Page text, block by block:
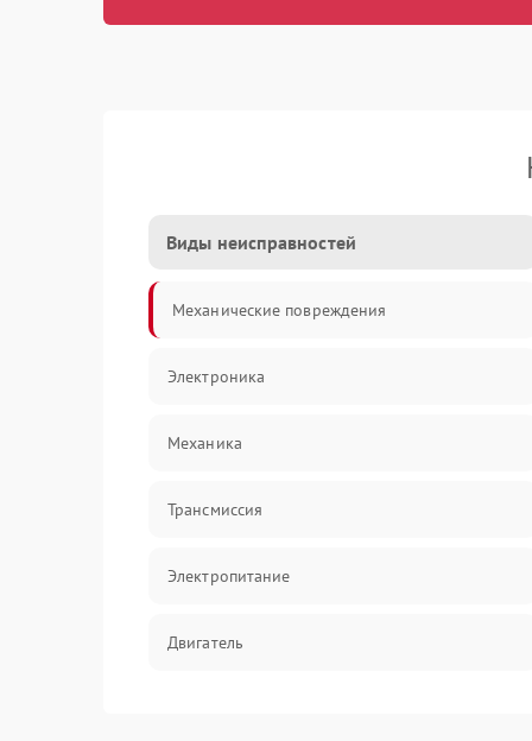
Виды неисправностей
Механические повреждения
Электроника
Механика
Трансмиссия
Электропитание
Двигатель